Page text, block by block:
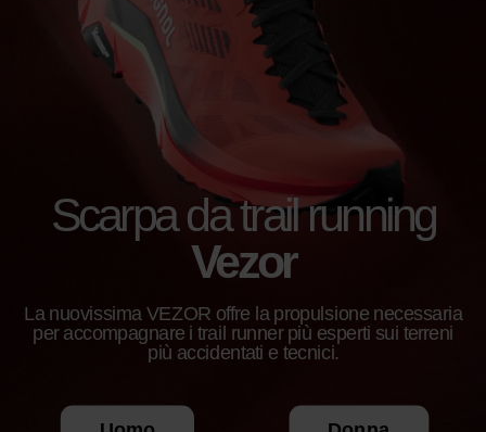
Scarpa da trail running
Vezor
La nuovissima VEZOR offre la propulsione necessaria
per accompagnare i trail runner più esperti sui terreni
più accidentati e tecnici.